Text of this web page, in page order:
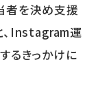
者を決め支援
、Instagram運
るきっかけに